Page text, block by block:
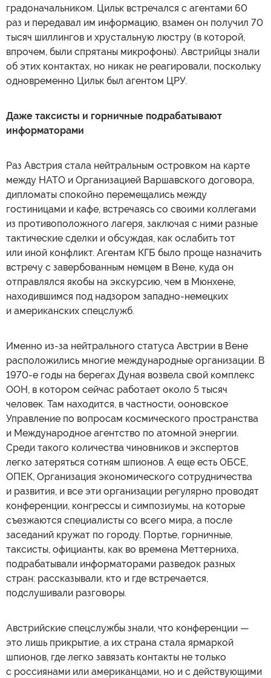
градоначальником. Цильк встречался с агентами 60
раз и передавал им информацию, взамен он получил 70
тысяч шиллингов и хрустальную люстру (в которой,
впрочем, были спрятаны микрофоны). Австрийцы знали
об этих контактах, но никак не реагировали, поскольку
одновременно Цильк был агентом ЦРУ.
Даже таксисты и горничные подрабатывают
информаторами
Раз Австрия стала нейтральным островком на карте
между НАТО и Организацией Варшавского договора,
дипломаты спокойно перемещались между
гостиницами и кафе, встречаясь со своими коллегами
из противоположного лагеря, заключая с ними разные
тактические сделки и обсуждая, как ослабить тот
или иной конфликт. Агентам КГБ было проще назначить
встречу с завербованным немцем в Вене, куда он
отправлялся якобы на экскурсию, чем в Мюнхене,
находившимся под надзором западно-немецких
и американских спецслужб.
Именно из-за нейтрального статуса Австрии в Вене
расположились многие международные организации. В
1970-е годы на берегах Дуная возвела свой комплекс
ООН, в котором сейчас работает около 5 тысяч
человек. Там находится, в частности, ооновское
Управление по вопросам космического пространства
и Международное агентство по атомной энергии.
Среди такого количества чиновников и экспертов
легко затеряться сотням шпионов. А еще есть ОБСЕ,
ОПЕК, Организация экономического сотрудничества
и развития, и все эти организации регулярно проводят
конференции, конгрессы и симпозиумы, на которые
съезжаются специалисты со всего мира, а после
заседаний кружат по городу. Портье, горничные,
таксисты, официанты, как во времена Меттерниха,
подрабатывали информаторами разведок разных
стран: рассказывали, кто и где встречается,
подслушивали разговоры.
Австрийские спецслужбы знали, что конференции —
это лишь прикрытие, а их страна стала ярмаркой
шпионов, где легко завязать контакты не только
с россиянами или американцами, но и с действующими